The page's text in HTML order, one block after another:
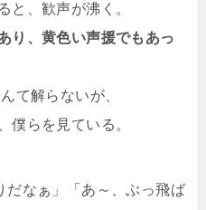
と、歓声が沸く。
り、黄色い声援でもあっ
て解らないが、
、僕らを見ている。
だなぁ」「あ～、ぶっ飛ば